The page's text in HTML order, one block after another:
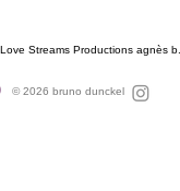
Streams Productions agnès
© 2026 bruno dunckel